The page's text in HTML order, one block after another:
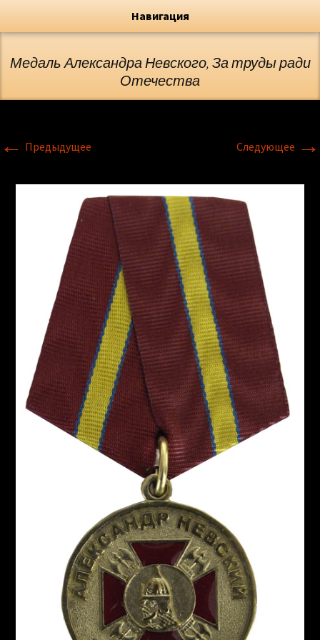
Флёрова Елена Николаевна
Художник, Официальный сайт
Навигация
Медаль Александра Невского, За труды ради
Отечества
← Предыдущее Следующее →